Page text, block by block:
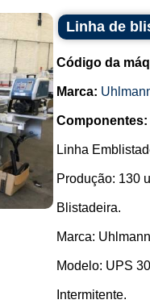
Linha de
Código da
Marca:
Componentes:
Linha
Produção: 130
Blistadeira.
Marca:
Modelo: UPS
Intermitente.